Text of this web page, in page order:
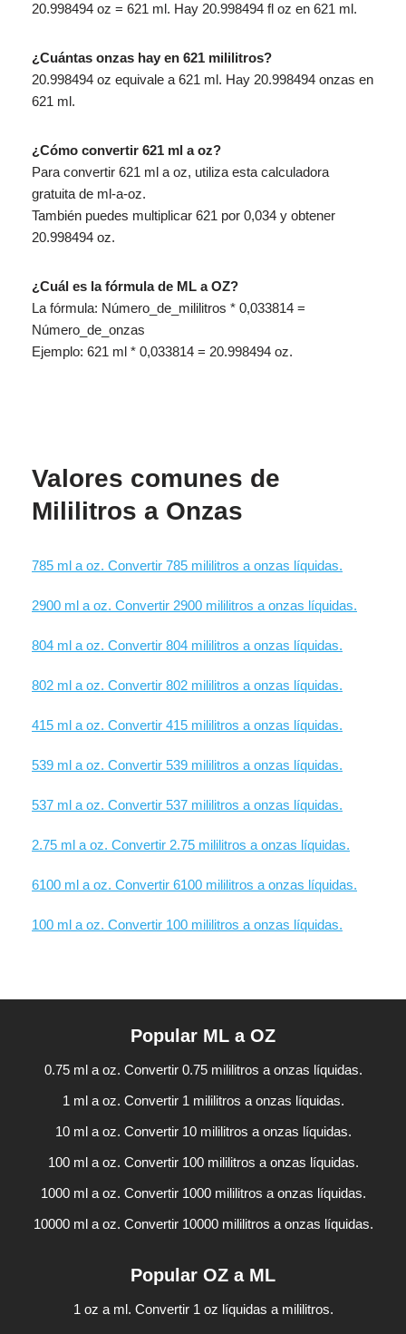
20.998494 oz = 621 ml. Hay 20.998494 fl oz en 621 ml.
¿Cuántas onzas hay en 621 mililitros?
20.998494 oz equivale a 621 ml. Hay 20.998494 onzas en
621 ml.
¿Cómo convertir 621 ml a oz?
Para convertir 621 ml a oz, utiliza esta calculadora
gratuita de ml-a-oz.
También puedes multiplicar 621 por 0,034 y obtener
20.998494 oz.
¿Cuál es la fórmula de ML a OZ?
La fórmula: Número_de_mililitros * 0,033814 =
Número_de_onzas
Ejemplo: 621 ml * 0,033814 = 20.998494 oz.
Valores comunes de
Mililitros a Onzas
785 ml a oz. Convertir 785 mililitros a onzas líquidas.
2900 ml a oz. Convertir 2900 mililitros a onzas líquidas.
804 ml a oz. Convertir 804 mililitros a onzas líquidas.
802 ml a oz. Convertir 802 mililitros a onzas líquidas.
415 ml a oz. Convertir 415 mililitros a onzas líquidas.
539 ml a oz. Convertir 539 mililitros a onzas líquidas.
537 ml a oz. Convertir 537 mililitros a onzas líquidas.
2.75 ml a oz. Convertir 2.75 mililitros a onzas líquidas.
6100 ml a oz. Convertir 6100 mililitros a onzas líquidas.
100 ml a oz. Convertir 100 mililitros a onzas líquidas.
Popular ML a OZ
0.75 ml a oz. Convertir 0.75 mililitros a onzas líquidas.
1 ml a oz. Convertir 1 mililitros a onzas líquidas.
10 ml a oz. Convertir 10 mililitros a onzas líquidas.
100 ml a oz. Convertir 100 mililitros a onzas líquidas.
1000 ml a oz. Convertir 1000 mililitros a onzas líquidas.
10000 ml a oz. Convertir 10000 mililitros a onzas líquidas.
Popular OZ a ML
1 oz a ml. Convertir 1 oz líquidas a mililitros.